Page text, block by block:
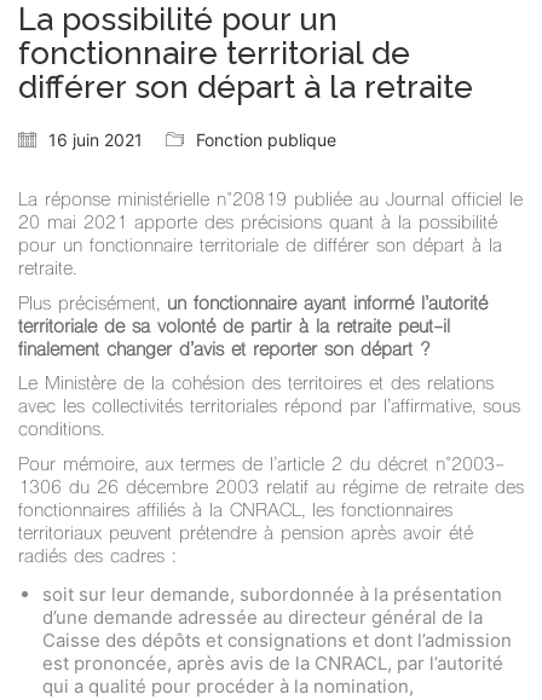
La possibilité pour un
fonctionnaire territorial de
différer son départ à la retraite
16 juin 2021 Fonction publique
La réponse ministérielle n°20819 publiée au Journal officiel le
20 mai 2021 apporte des précisions quant à la possibilité
pour un fonctionnaire territoriale de différer son départ à la
retraite.
Plus précisément, un fonctionnaire ayant informé l’autorité
territoriale de sa volonté de partir à la retraite peut-il
finalement changer d’avis et reporter son départ ?
Le Ministère de la cohésion des territoires et des relations
avec les collectivités territoriales répond par l’affirmative, sous
conditions.
Pour mémoire, aux termes de l’article 2 du décret n°2003-
1306 du 26 décembre 2003 relatif au régime de retraite des
fonctionnaires affiliés à la CNRACL, les fonctionnaires
territoriaux peuvent prétendre à pension après avoir été
radiés des cadres :
soit sur leur demande, subordonnée à la présentation
d’une demande adressée au directeur général de la
Caisse des dépôts et consignations et dont l’admission
est prononcée, après avis de la CNRACL, par l’autorité
qui a qualité pour procéder à la nomination,